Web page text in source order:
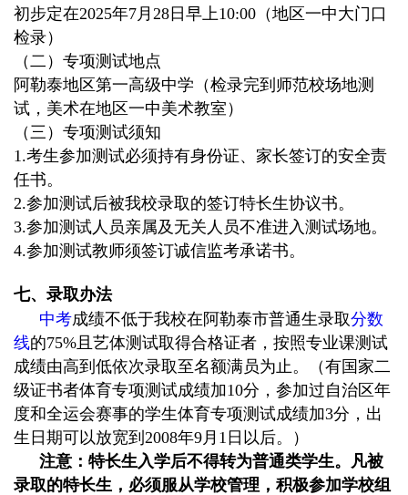
初步定在2025年7月 28 日早上10:00 （地区一中大门口
检录）
（二）专项测试地点
阿勒泰地区第一高级中学（检录完到师范校场地测
试，美术在地区一中美术教室）
（三）专项测试须知
1.考生参加测试必须持有身份证、家长签订的安全责
任书。
2.参加测试后被我校录取的签订特长生协议书。
3.参加测试人员亲属及无关人员不准进入测试场地。
4.参加测试教师须签订诚信监考承诺书。
七、录取办法
中考成绩不低于我校在阿勒泰市普通生录取分数
线的75% 且艺体测试取得合格证者，按照专业课测试
成绩由高到低依次录取至名额满员为止。（有国家二
级证书者体育专项测试成绩加10分，参加过自治区年
度和全运会赛事的学生体育专项测试成绩加3分，出
生日期可以放宽到 2008年9月 1 日以后。）
注意：特长生入学后不得转为普通类学生。凡被
录取的特长生，必须服从学校管理，积极参加学校组